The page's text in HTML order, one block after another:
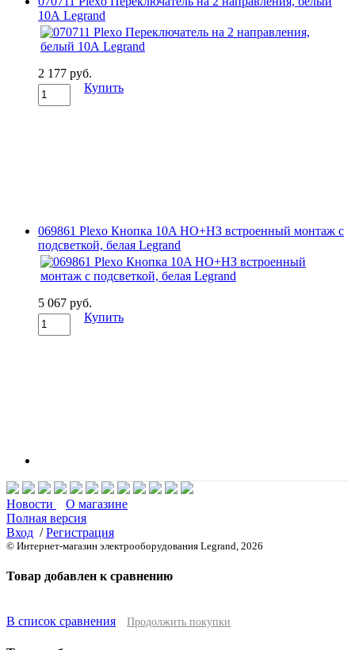
10А Legrand
2 177 руб.
Купить
069861 Plexo Кнопка 10A НО+НЗ встроенный монтаж с
подсветкой, белая Legrand
5 067 руб.
Купить
Новости
О магазине
Полная версия
Вход /Регистрация
© Интернет-магазин электрооборудования Legrand, 2026
Товар добавлен к сравнению
В список сравнения Продолжить покупки